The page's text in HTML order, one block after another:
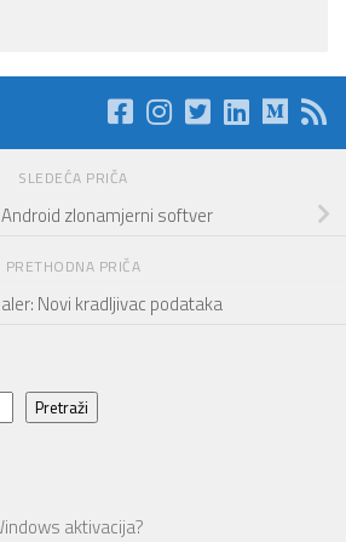
SLEDEĆA PRIČA
zlonamjerni softver
PRETHODNA PRIČA
Novi kradljivac podataka
Pretraži
aktivacija?